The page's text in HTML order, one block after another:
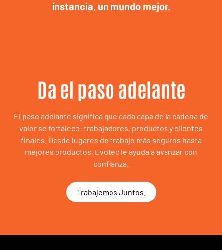
instancia, un mundo mejor.
Da el paso adelante
El paso adelante significa que cada capa de la cadena de
valor se fortalece: trabajadores, productos y clientes
finales. Desde lugares de trabajo más seguros hasta
mejores productos, Evotec le ayuda a avanzar con
confianza.
Trabajemos Juntos.